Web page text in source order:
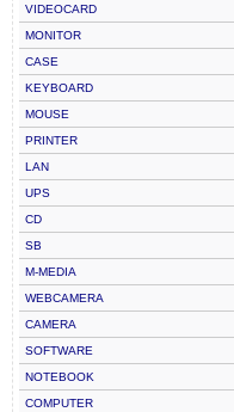
VIDEOCARD
MONITOR
CASE
KEYBOARD
MOUSE
PRINTER
LAN
UPS
CD
SB
M-MEDIA
WEBCAMERA
CAMERA
SOFTWARE
NOTEBOOK
COMPUTER